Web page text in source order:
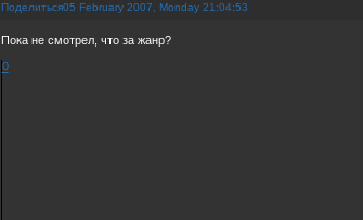
Поделиться05 February 2007, Monday 21:04:53
Пока не смотрел, что за жанр?
0